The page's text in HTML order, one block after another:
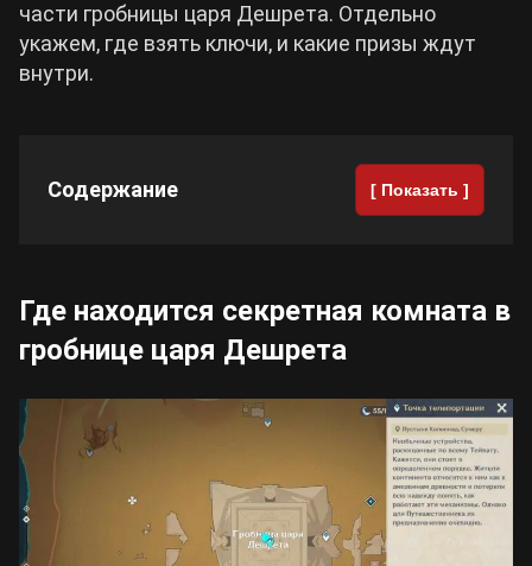
части гробницы царя Дешрета. Отдельно
укажем, где взять ключи, и какие призы ждут
внутри.
Содержание [ Показать ]
Где находится секретная комната в
гробнице царя Дешрета